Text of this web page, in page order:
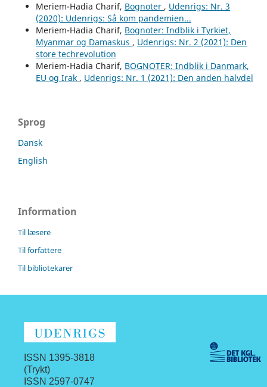
Meriem-Hadia Charif, Bognoter , Udenrigs: Nr. 3
(2020): Udenrigs: Så kom pandemien...
Meriem-Hadia Charif, Bognoter: Indblik i Tyrkiet,
Myanmar og Damaskus , Udenrigs: Nr. 2 (2021): Den
store techrevolution
Meriem-Hadia Charif, BOGNOTER: Indblik i Danmark,
EU og Irak , Udenrigs: Nr. 1 (2021): Den anden halvdel
Sprog
Dansk
English
Information
Til læsere
Til forfattere
Til bibliotekarer
ISSN 1395-3818
(Trykt)
ISSN 2597-0747